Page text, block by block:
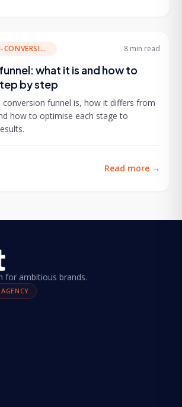
OPTIMIZACION-CONVERSION 8 min read
what it is and how to
by step
conversion funnel is, how it differs from
how to optimise each stage to
Read more →
for ambitious brands.